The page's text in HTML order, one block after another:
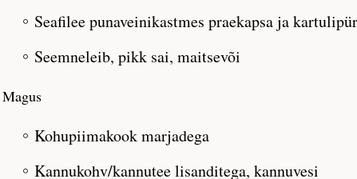
Seafilee punaveinikastmes praekapsa ja
Seemneleib, pikk sai, maitsevõi
Magus
Kohupiimakook marjadega
Kannukohv/kannutee lisanditega, kannuvesi